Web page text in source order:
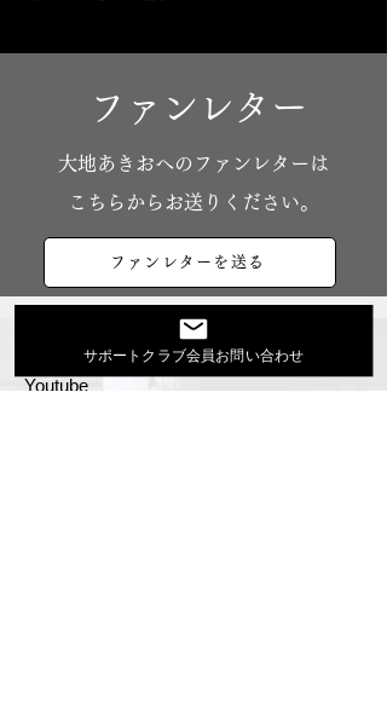
ファンレター
​大地あきおへのファンレターは
こちらからお送りください。
ファンレターを送る
大地あきおオフィシャルサイト
Youtube
サポートクラブ会員お問い合わせ